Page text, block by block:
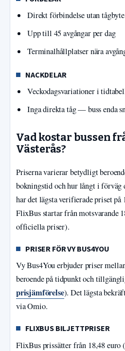
Direkt förbindelse utan tågbyte
Upp till 45 avgångar per dag
Terminalhållplatser nära
NACKDELAR
Veckodagsvariationer i
Inga direkta tåg — buss enda
Vad kostar bussen
Västerås?
Priserna varierar betydligt
bokningstid och hur långt i förväg
har det lägsta verifierade priset på
FlixBus startar från motsvarande
officiella priser).
PRISER FÖR VY BUS4YOU
Vy Bus4You erbjuder priser
beroende på tidpunkt och
prisjämförelse). Det lägsta
via Omio.
FLIXBUS BILJETTPRISER
FlixBus prissätter från 18,48